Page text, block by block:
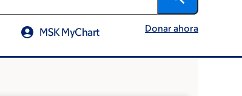
MSK MyChart Donar ahora